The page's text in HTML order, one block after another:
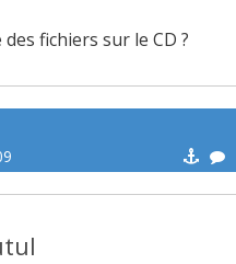
fichiers sur le CD ?